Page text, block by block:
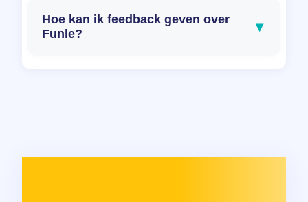
Hoe kan ik feedback geven over
Funle?
▾